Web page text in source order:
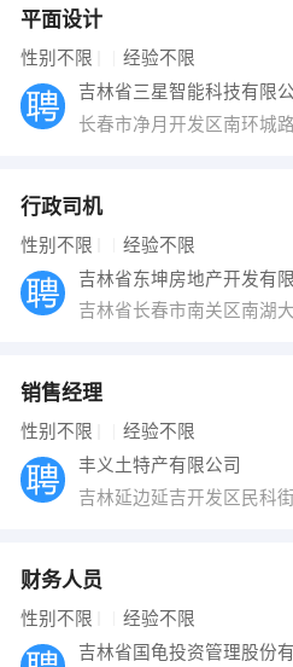
出纳
编辑
跟单
其他职位
平面设计
性别不限 经验不限
吉林省三星智能科技有限
长春市净月开发区南环城
行政司机
性别不限 经验不限
吉林省东坤房地产开发有
吉林省长春市南关区南湖
销售经理
性别不限 经验不限
丰义土特产有限公司
吉林延边延吉开发区民科
财务人员
性别不限 经验不限